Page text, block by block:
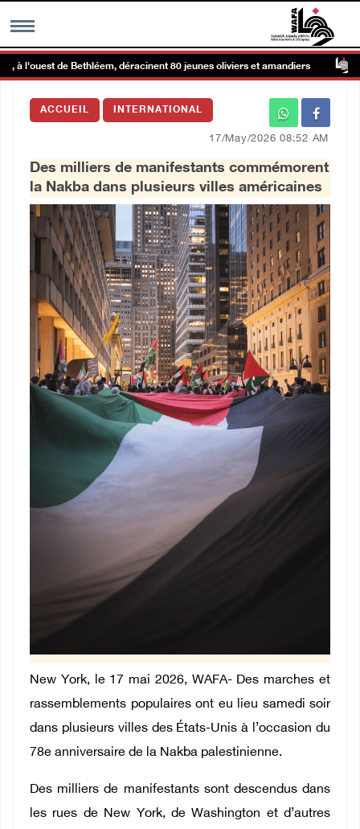
MENU
Galerie d’images
Centre palestinien
العربية
English
de Bethléem, déracinent 80 jeunes oliviers et amandiers
ACCUEIL INTERNATIONAL
17/May/2026 08:52 AM
Des milliers de manifestants commémorent
la Nakba dans plusieurs villes américaines
New York, le 17 mai 2026, WAFA- Des marches et
rassemblements populaires ont eu lieu samedi soir
dans plusieurs villes des États-Unis à l’occasion du
78e anniversaire de la Nakba palestinienne.
Des milliers de manifestants sont descendus dans
les rues de New York, de Washington et d’autres